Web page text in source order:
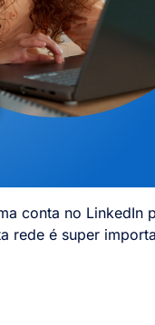
conta no LinkedIn
rede é super